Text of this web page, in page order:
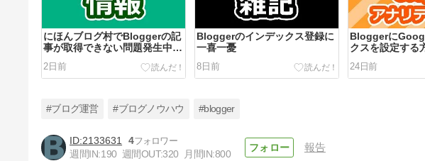
にほんブログ村でBloggerの記
事が取得できない問題発生中
2日前
Bloggerのインデックス登録に
一喜一憂
8日前
Bloggerに
クスを設定する
24日前
#ブログ運営 #ブログノウハウ #blogger
2133631
4
週間IN:190 週間OUT:320 月間IN:800
報告